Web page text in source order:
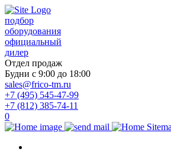
подбор
оборудования
официальный
дилер
Отдел продаж
Будни с 9:00 до 18:00
sales@frico-tm.ru
+7 (495) 545-47-99
+7 (812) 385-74-11
0